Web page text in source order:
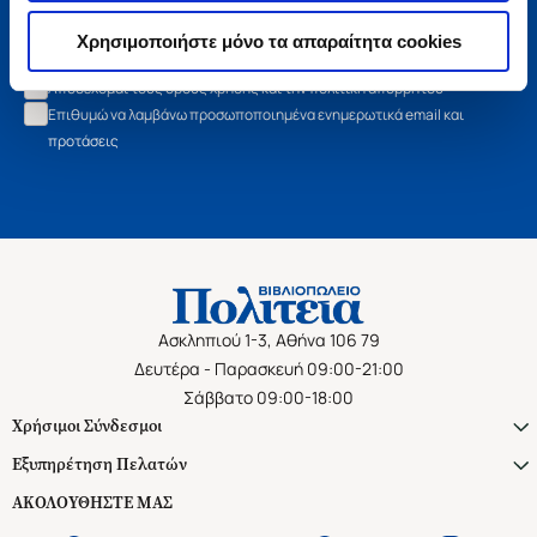
Χρησιμοποιήστε μόνο τα απαραίτητα cookies
Αποδέχομαι τους όρους χρήσης και την πολιτική απορρήτου
Επιθυμώ να λαμβάνω προσωποποιημένα ενημερωτικά email και
προτάσεις
Ασκληπιού 1-3, Αθήνα 106 79
Δευτέρα - Παρασκευή 09:00-21:00
Σάββατο 09:00-18:00
Χρήσιμοι Σύνδεσμοι
Εξυπηρέτηση Πελατών
ΑΚΟΛΟΥΘΗΣΤΕ ΜΑΣ